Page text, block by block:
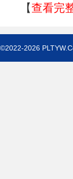
【查看完
©2022-2026